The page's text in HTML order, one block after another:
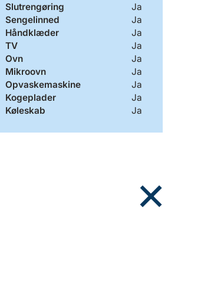
Slutrengøring
Ja
Sengelinned
Ja
Håndklæder
Ja
TV
Ja
Ovn
Ja
Mikroovn
Ja
Opvaskemaskine
Ja
Kogeplader
Ja
Køleskab
Ja